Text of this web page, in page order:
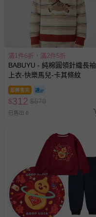
滿1件6折，滿2件5折
BABUYU - 純棉圓領針織長袖
上衣-快樂馬兒-卡其條紋
即將售完
$312 $570
已售出 6